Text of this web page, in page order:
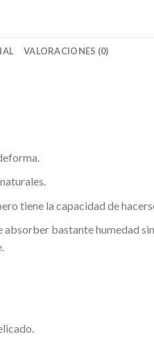
VALORACIONES (0)
tiene la capacidad de
bastante humedad